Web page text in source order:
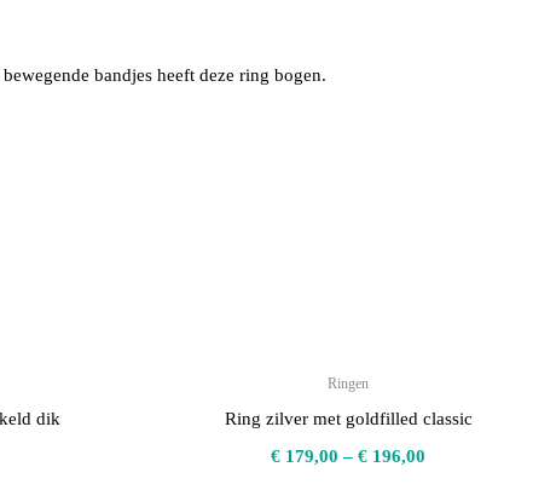
bandjes heeft deze ring bogen.
dik
Ringen
Ring zilver met goldfilled classic
€ 179,00 –€ 196,00